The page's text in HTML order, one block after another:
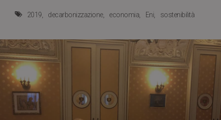
2019 decarbonizzazione economia Eni sostenibilità